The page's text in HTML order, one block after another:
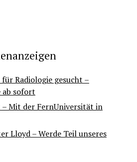
Radiologie gesucht –
ab sofort
Mit der FernUniversität in
Lloyd – Werde Teil unseres